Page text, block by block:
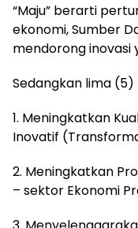
“Maju” berarti
ekonomi, Sumber
mendorong inovasi
Sedangkan lima
1. Meningkatkan
Inovatif
2. Meningkatkan
– sektor Ekonomi